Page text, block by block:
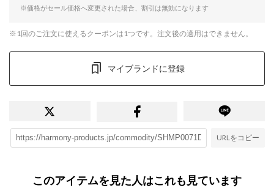
※価格がセール価格へ変更された場合、割引は無効になります
※1回のご注文に使えるクーポンは1つです。注文後の適用はできません。
マイブランドに登録
URLをコピー
このアイテムを見た人はこれも見ています